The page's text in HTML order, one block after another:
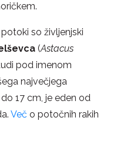
so življenjski
(Astacus
pod imenom
največjega
17 cm, je eden od
Več o potočnih rakih